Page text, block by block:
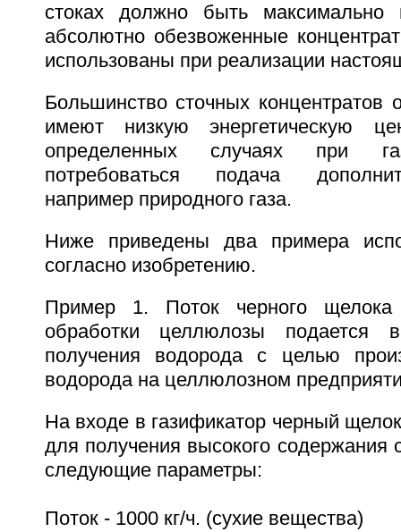
стоках должно быть
абсолютно обезвоженные
использованы при реализации
Большинство сточных концентратов
имеют низкую энергетическую
определенных случаях при
потребоваться подача
например природного газа.
Ниже приведены два примера
согласно изобретению.
Пример 1. Поток черного щелока
обработки целлюлозы подается
получения водорода с целью
водорода на целлюлозном
На входе в газификатор черный
для получения высокого содержания
следующие параметры:
Поток - 1000 кг/ч. (сухие вещества)